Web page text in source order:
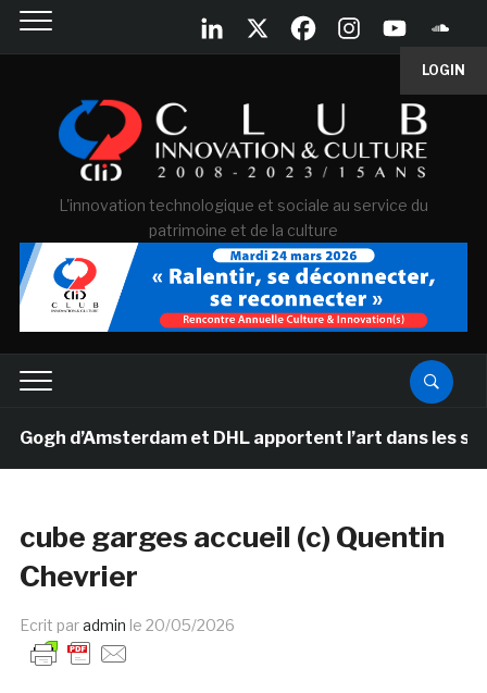
LOGIN
L'innovation technologique et sociale au service du
patrimoine et de la culture
d’Amsterdam et DHL apportent l’art dans les salles
cube garges accueil (c) Quentin
Chevrier
Ecrit paradmin le 20/05/2026